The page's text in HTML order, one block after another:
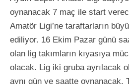
oynanacak 7 maç ile start
Amatör Ligi’ne taraftarların
ediliyor. 16 Ekim Pazar günü
olan lig takımların kıyasıya
olacak. Lig iki gruba ayrılacak
aynı gün ve saatte oynanacak.